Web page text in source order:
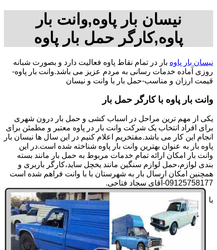
نیسان بار پاوه,وانت بار
پاوه,کارگر حمل بار پاوه
نیسان بار پاوه بار در تمام نقاط پاوه فعالیت دارد و بصورت شبانه
روزی آماده خدمات رسانی به مردم عزیز می باشد.وانت بار پاوه-
قیمت ارزان و مناسب-حمل بار با وانت و نیسان
وانت بار پاوه با کارگر حمل بار
یکی از مهم ترین مراحل در اسباب کشی و حمل بار درون شهری
برای افراد انتخاب یک شرکت وانت بار در پاوه معتبر و مطمئن برای
انجام این کار می باشد.مفتخریم اعلام کنیم در این سال ها نیسان بار
پاوه بار به عنوان بهترین وانت بار پاوه شناخته شده است.در این
وانت بار امکان ارائه تمام خدمات مربوط به حمل بار مانند بسته
بندی لوازم،حمل لوازم سنگین مانند یخچل ساید،کارگر باربری و
همچنین امکان ارسال بار به شهرستان با با وانت فراهم شده است
09125758177-آقای سجاد فتاحی.
با